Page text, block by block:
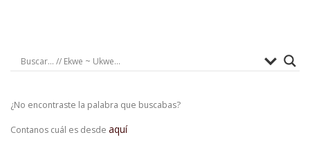
¿No encontraste la palabra que buscabas?
Contanos cuál es desde aquí